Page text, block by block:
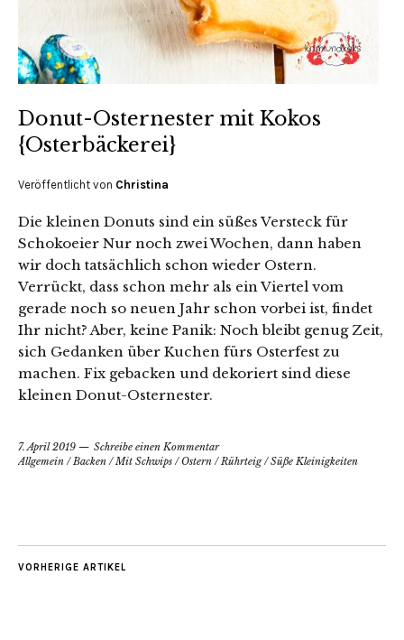
Donut-Osternester mit Kokos
{Osterbäckerei}
Veröffentlicht von Christina
Die kleinen Donuts sind ein süßes Versteck für
Schokoeier Nur noch zwei Wochen, dann haben
wir doch tatsächlich schon wieder Ostern.
Verrückt, dass schon mehr als ein Viertel vom
gerade noch so neuen Jahr schon vorbei ist, findet
Ihr nicht? Aber, keine Panik: Noch bleibt genug Zeit,
sich Gedanken über Kuchen fürs Osterfest zu
machen. Fix gebacken und dekoriert sind diese
kleinen Donut-Osternester.
7. April 2019
Schreibe einen Kommentar
Allgemein /Backen /Mit Schwips /Ostern /Rührteig/Süße Kleinigkeiten
VORHERIGE ARTIKEL